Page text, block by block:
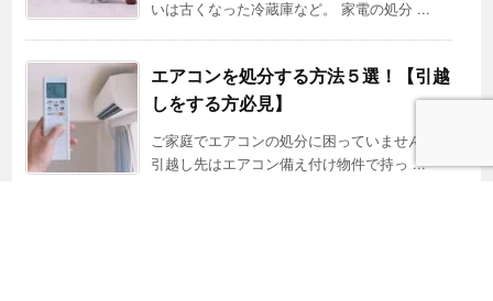
いは古くなった冷蔵庫など。 家電の処分 ...
エアコンを処分する方法５選！【引越
しをする方必見】
ご家庭でエアコンの処分に困っていませんか？
引越し先はエアコン備え付け物件で持っ ...